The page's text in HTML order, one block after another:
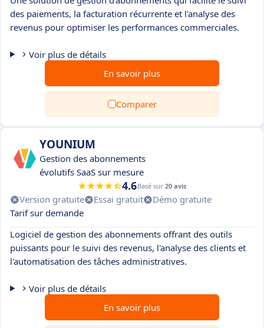
des paiements, la facturation récurrente et l'analyse des
revenus pour optimiser les performances commerciales.
Voir plus de détails
En savoir plus
Comparer
YOUNIUM
Gestion des abonnements
évolutifs SaaS sur mesure
4.6Basé sur 20 avis
Version gratuite Essai gratuit
Démo gratuite
Tarif sur demande
Logiciel de gestion des abonnements offrant des outils
puissants pour le suivi des revenus, l'analyse des clients et
l'automatisation des tâches administratives.
Voir plus de détails
En savoir plus